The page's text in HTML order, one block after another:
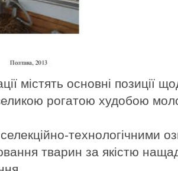
містять основні позиції
рогатою худобою
технологічними
тварин за якістю